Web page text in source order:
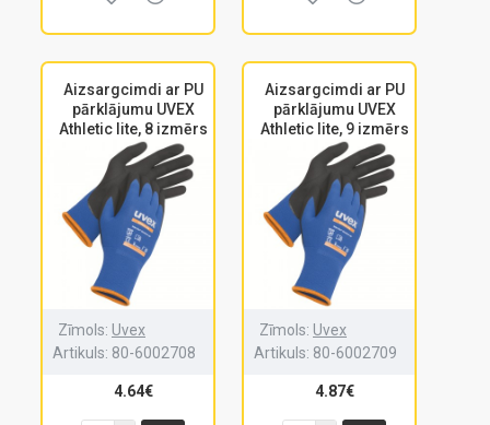
Aizsargcimdi ar PU
pārklājumu UVEX
Athletic lite, 8 izmērs
Zīmols: Uvex
Artikuls: 80-6002708
4.64€
Aizsargcimdi ar PU
pārklājumu UVEX
Athletic lite, 9 izmērs
Zīmols: Uvex
Artikuls: 80-6002709
4.87€